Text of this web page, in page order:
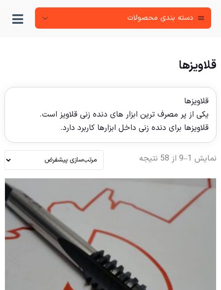
دسته‌ بندی محصولات
قلاویزها
قلاویزها
یکی از پر مصرف ترین ابزار های دنده زنی قلاویز است.
قلاویزها برای دنده زنی داخل ابزارها کاربرد دارد.
نمایش 1–9 از 58 نتیجه